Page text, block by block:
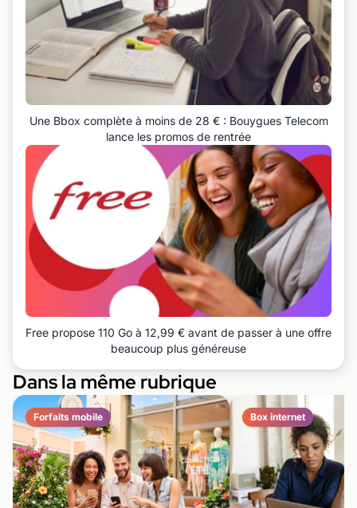
Une Bbox complète à moins de 28 € : Bouygues Telecom
lance les promos de rentrée
Free propose 110 Go à 12,99 € avant de passer à une offre
beaucoup plus généreuse
Dans la même rubrique
Forfaits mobile Box internet